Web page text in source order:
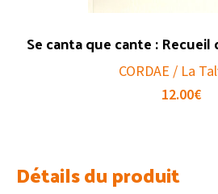
Se canta que cante :
CORDAE / La
12.00€
Détails du produit